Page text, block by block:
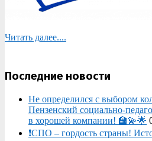
Читать далее....
Последние новости
Не определился с выбором
Пензенский социально-
в хорошей компании! 🏫💫🌟
❗СПО – гордость страны!